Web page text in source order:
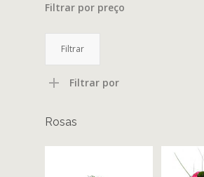
Filtrar por preço
Filtrar
Filtrar por
Rosas